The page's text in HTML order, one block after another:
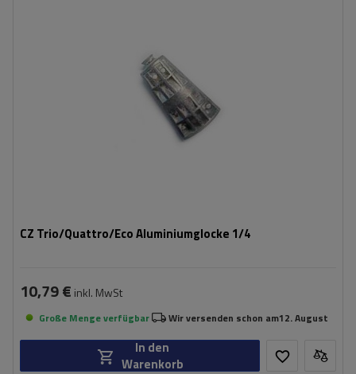
CZ Trio/Quattro/Eco Aluminiumglocke 1/4
10,79 € inkl. MwSt
Große Menge verfügbar Wir versenden schon am12. August
In den
Warenkorb